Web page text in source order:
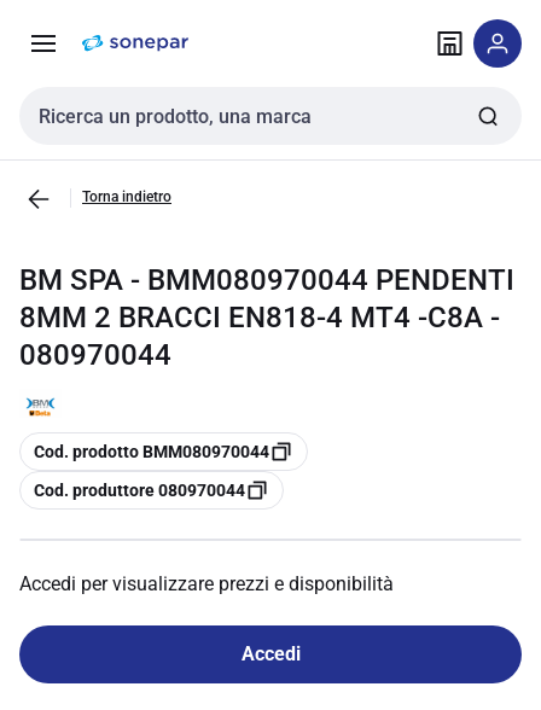
navigazione alla
Cerca input
Torna indietro
BM SPA - BMM080970044 PENDENTI
8MM 2 BRACCI EN818-4 MT4 -C8A -
080970044
copia
Cod. prodotto BMM080970044
copia
Cod. produttore 080970044
Accedi per visualizzare prezzi e disponibilità
Accedi